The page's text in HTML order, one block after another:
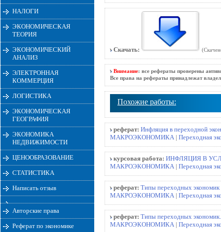
НАЛОГИ
ЭКОНОМИЧЕСКАЯ
ТЕОРИЯ
ЭКОНОМИЧЕСКИЙ
АНАЛИЗ
ЭЛЕКТРОННАЯ
КОММЕРЦИЯ
ЛОГИСТИКА
ЭКОНОМИЧЕСКАЯ
ГЕОГРАФИЯ
ЭКОНОМИКА
НЕДВИЖИМОСТИ
ЦЕНООБРАЗОВАНИЕ
СТАТИСТИКА
Написать отзыв
Авторские права
Реферат по экономике
Скачать:
Внимание: все рефераты проверены
Все права на рефераты принадлежат
Похожие работы:
реферат: Инфляция в переходной
МАКРОЭКОНОМИКА | Переходная
курсовая работа: ИНФЛЯЦИЯ В
МАКРОЭКОНОМИКА | Переходная
реферат: Типы переходных экономик
МАКРОЭКОНОМИКА | Переходная
реферат: Типы переходных
МАКРОЭКОНОМИКА | Переходная